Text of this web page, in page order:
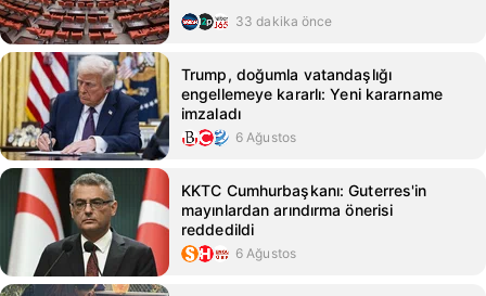
33 dakika önce
Trump, doğumla vatandaşlığı
engellemeye kararlı: Yeni kararname
imzaladı
6 Ağustos
KKTC Cumhurbaşkanı: Guterres'in
mayınlardan arındırma önerisi
reddedildi
6 Ağustos